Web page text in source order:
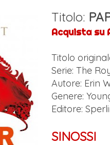
Titolo:
Acquista su
Titolo
Serie: The
Autore: Erin
Genere:
Editore:
SINOSSI